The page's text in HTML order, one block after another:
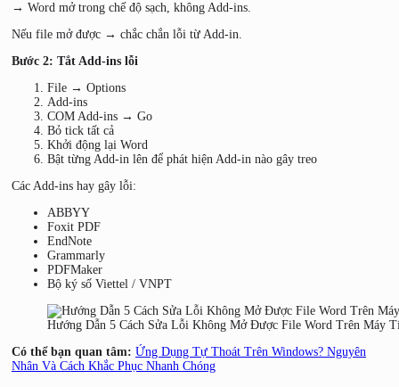
→ Word mở trong chế độ sạch, không Add-ins.
Nếu file mở được → chắc chắn lỗi từ Add-in.
Bước 2: Tắt Add-ins lỗi
File → Options
Add-ins
COM Add-ins → Go
Bỏ tick tất cả
Khởi động lại Word
Bật từng Add-in lên để phát hiện Add-in nào gây treo
Các Add-ins hay gây lỗi:
ABBYY
Foxit PDF
EndNote
Grammarly
PDFMaker
Bộ ký số Viettel / VNPT
Hướng Dẫn 5 Cách Sửa Lỗi Không Mở Được File Word Trên Máy
Có thể bạn quan tâm: Ứng Dụng Tự Thoát Trên Windows? Nguyên
Nhân Và Cách Khắc Phục Nhanh Chóng